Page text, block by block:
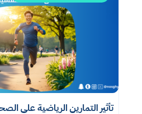
تأثير التمارين الرياضية على